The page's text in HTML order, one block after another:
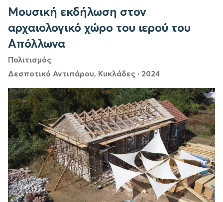
Μουσική εκδήλωση στον
αρχαιολογικό χώρο του ιερού του
Απόλλωνα
Πολιτισμός
Δεσποτικό Αντιπάρου, Κυκλάδες · 2024